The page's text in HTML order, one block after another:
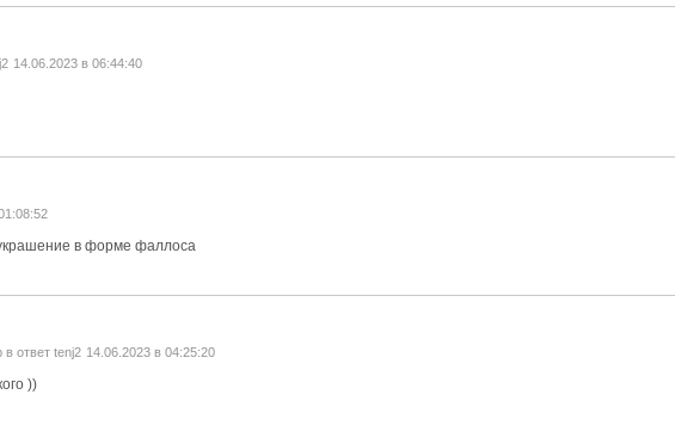
14.06.2023 в 06:44:40
в форме фаллоса
в ответtenj2 14.06.2023 в 04:25:20
))